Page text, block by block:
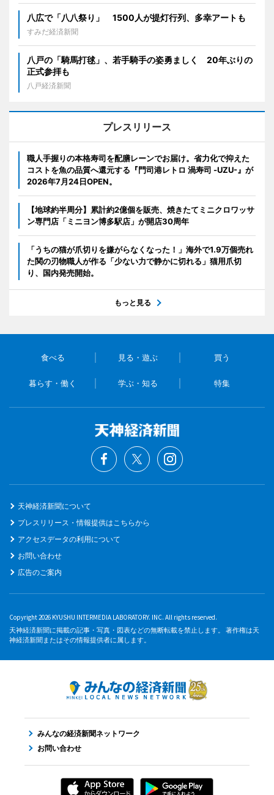
八広で「八八祭り」 1500人が提灯行列、多幸アートも
すみだ経済新聞
八戸の「騎馬打毬」、若手騎手の姿勇ましく 20年ぶりの
正式参拝も
八戸経済新聞
プレスリリース
職人手握りの本格寿司を配膳レーンでお届け。省力化で抑えた
コストを魚の品質へ還元する『門司港レトロ 渦寿司 -UZU-』が
2026年7月24日OPEN。
【地球約半周分】累計約2億個を販売、焼きたてミニクロワッサ
ン専門店「ミニヨン博多駅店」が開店30周年
「うちの猫が爪切りを嫌がらなくなった！」海外で1.9万個売れ
た関の刃物職人が作る「少ない力で静かに切れる」猫用爪切
り、国内発売開始。
もっと見る
食べる 見る・遊ぶ 買う
暮らす・働く 学ぶ・知る 特集
天神経済新聞について
プレスリリース・情報提供はこちらから
アクセスデータの利用について
お問い合わせ
広告のご案内
Copyright 2026 KYUSHU INTERMEDIA LABORATORY. INC. All rights reserved.
天神経済新聞に掲載の記事・写真・図表などの無断転載を禁止します。 著作権は天
神経済新聞またはその情報提供者に属します。
みんなの経済新聞ネットワーク
お問い合わせ